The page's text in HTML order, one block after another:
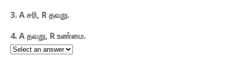
3. A சரி, R தவறு.
4. A தவறு, R உண்மை.